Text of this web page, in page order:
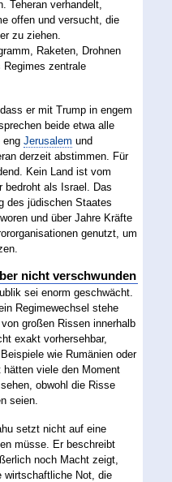
Teheran verhandelt,
offen und versucht, die
zu ziehen.
Raketen, Drohnen
Regimes zentrale
er mit Trump in engem
beide etwa alle
engJerusalem und
derzeit abstimmen. Für
Kein Land ist vom
bedroht als Israel. Das
des jüdischen Staates
und über Jahre Kräfte
genutzt, um
nicht verschwunden
sei enorm geschwächt.
Regimewechsel stehe
großen Rissen innerhalb
exakt vorhersehbar,
wie Rumänien oder
hätten viele den Moment
obwohl die Risse
seien.
setzt nicht auf eine
müsse. Er beschreibt
noch Macht zeigt,
wirtschaftliche Not, die